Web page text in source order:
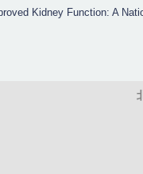
Kidney Function: A